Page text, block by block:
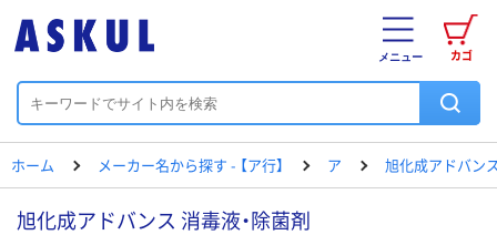
カゴ
メニュー
ホーム メーカー名から探す - 【ア行】 ア 旭化成アドバン
旭化成アドバンス 消毒液・除菌剤